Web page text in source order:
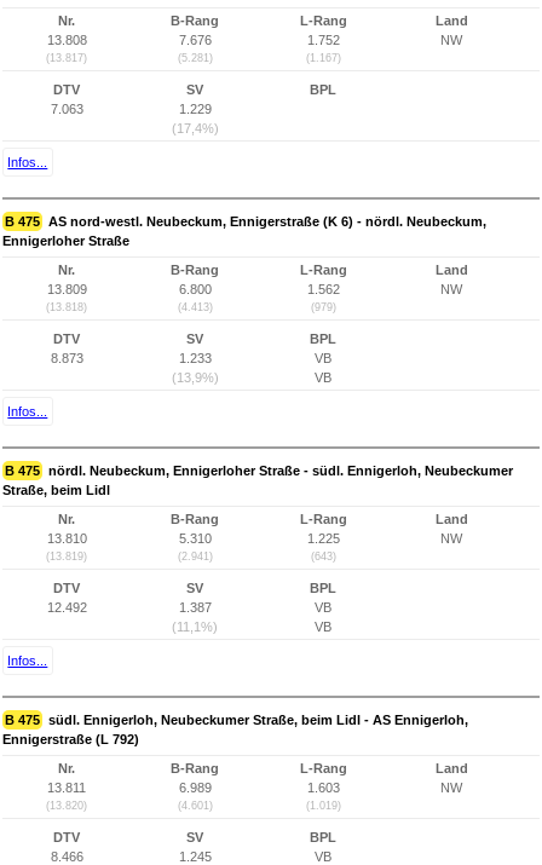
Nr.
13.808
(13.817)
B-Rang
7.676
(5.281)
L-Rang
1.752
(1.167)
Land
NW
DTV
7.063
SV
1.229
(17,4%)
BPL
Infos...
B 475 AS nord-westl. Neubeckum, Ennigerstraße (K 6) - nördl. Neubeckum,
Ennigerloher Straße
Nr.
13.809
(13.818)
B-Rang
6.800
(4.413)
L-Rang
1.562
(979)
Land
NW
DTV
8.873
SV
1.233
(13,9%)
BPL
VB
VB
Infos...
B 475 nördl. Neubeckum, Ennigerloher Straße - südl. Ennigerloh, Neubeckumer
Straße, beim Lidl
Nr.
13.810
(13.819)
B-Rang
5.310
(2.941)
L-Rang
1.225
(643)
Land
NW
DTV
12.492
SV
1.387
(11,1%)
BPL
VB
VB
Infos...
B 475 südl. Ennigerloh, Neubeckumer Straße, beim Lidl - AS Ennigerloh,
Ennigerstraße (L 792)
Nr.
13.811
(13.820)
B-Rang
6.989
(4.601)
L-Rang
1.603
(1.019)
Land
NW
DTV
8.466
SV
1.245
BPL
VB